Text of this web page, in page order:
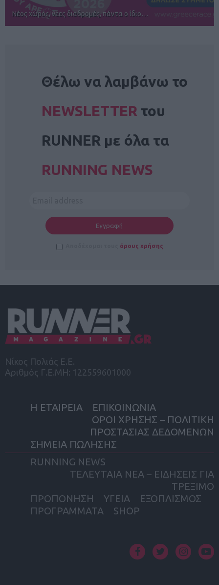
Αγώνες για όλους στην Ρόδο
Θέλω να λαμβάνω το
NEWSLETTER του
RUNNER με όλα τα
RUNNING NEWS
όρους χρήσης
Νίκος Πολιάς Ε.Ε.
Αριθμός Γ.Ε.ΜΗ: 122559601000
Η ΕΤΑΙΡΕΙΑ
ΕΠΙΚΟΙΝΩΝΙΑ
ΟΡΟΙ ΧΡΗΣΗΣ – ΠΟΛΙΤΙΚΗ
ΠΡΟΣΤΑΣΙΑΣ ΔΕΔΟΜΕΝΩΝ
ΣΗΜΕΙΑ ΠΩΛΗΣΗΣ
RUNNING NEWS
ΤΕΛΕΥΤΑΙΑ ΝΕΑ – ΕΙΔΗΣΕΙΣ ΓΙΑ
ΤΡΕΞΙΜΟ
ΠΡΟΠΟΝΗΣΗ
ΥΓΕΙΑ
ΕΞΟΠΛΙΣΜΟΣ
ΠΡΟΓΡΑΜΜΑΤΑ
SHOP